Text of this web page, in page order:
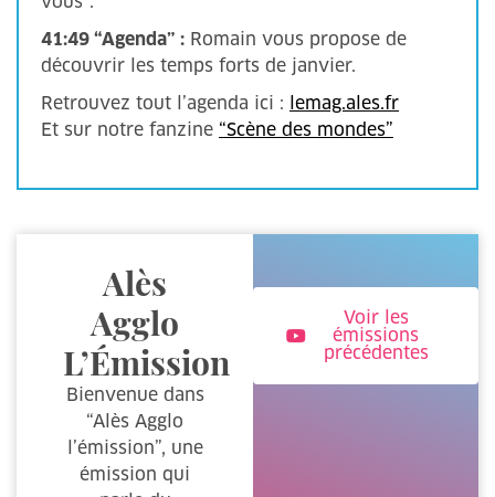
41:49 “Agenda” : Romain vous propose de
découvrir les temps forts de janvier.
Retrouvez tout l’agenda ici : lemag.ales.fr
Et sur notre fanzine “Scène des mondes”
Alès
Agglo
L’Émission
Bienvenue dans
“Alès Agglo
l’émission”, une
émission qui
Voir les
émissions
précédentes